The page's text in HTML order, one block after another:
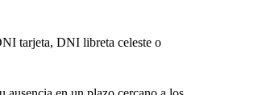
tarjeta, DNI libreta celeste o